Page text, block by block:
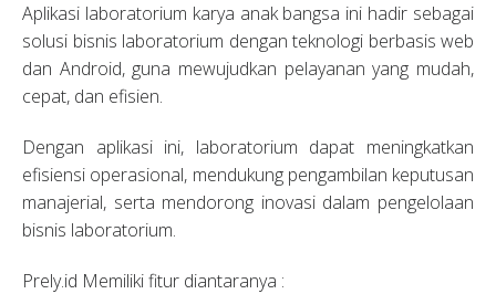
Aplikasi laboratorium karya anak bangsa ini hadir sebagai
solusi bisnis laboratorium dengan teknologi berbasis web
dan Android, guna mewujudkan pelayanan yang mudah,
cepat, dan efisien.
Dengan aplikasi ini, laboratorium dapat meningkatkan
efisiensi operasional, mendukung pengambilan keputusan
manajerial, serta mendorong inovasi dalam pengelolaan
bisnis laboratorium.
Prely.id Memiliki fitur diantaranya :